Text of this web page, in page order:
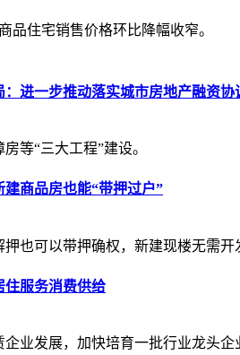
品住宅销售价格环比降幅收窄。
：进一步推动落实城市房地产融资协
等“三大工程”建设。
建商品房也能“带押过户”
也可以带押确权，新建现楼无需开
住服务消费供给
业发展，加快培育一批行业龙头企